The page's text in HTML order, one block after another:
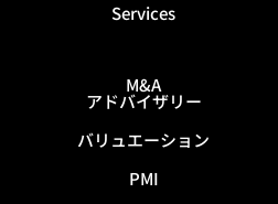
Services
M&A
アドバイザリー
バリュエーション
PMI